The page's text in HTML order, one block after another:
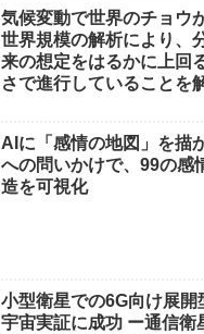
気候変動で世界のチョ
世界規模の解析により、
来の想定をはるかに上回
さで進行していること
AIに「感情の地図」を描
への問いかけで、99の感
造を可視化
小型衛星での6G向け展開
宇宙実証に成功 ー通信衛